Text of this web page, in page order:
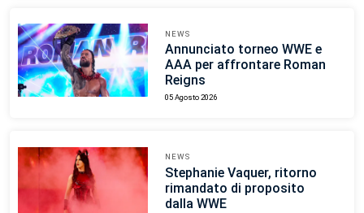
NEWS
Annunciato torneo WWE e
AAA per affrontare Roman
Reigns
05 Agosto 2026
NEWS
Stephanie Vaquer, ritorno
rimandato di proposito
dalla WWE